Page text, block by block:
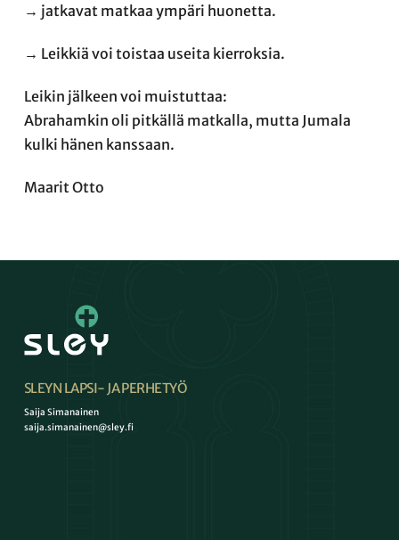
→ jatkavat matkaa ympäri huonetta.
→ Leikkiä voi toistaa useita kierroksia.
Leikin jälkeen voi muistuttaa:
Abrahamkin oli pitkällä matkalla, mutta Jumala
kulki hänen kanssaan.
Maarit Otto
SLEYN LAPSI- JA PERHETYÖ
Saija Simanainen
saija.simanainen@sley.fi